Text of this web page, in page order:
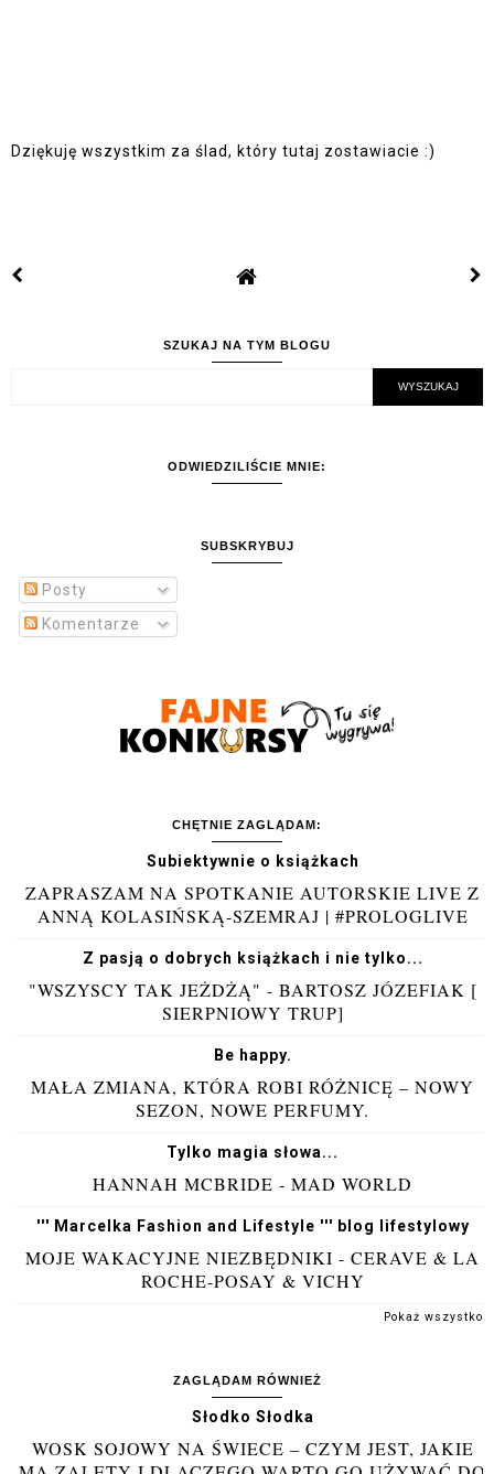
Dziękuję wszystkim za ślad, który tutaj zostawiacie :)
SZUKAJ NA TYM BLOGU
ODWIEDZILIŚCIE MNIE:
SUBSKRYBUJ
Posty
Komentarze
CHĘTNIE ZAGLĄDAM:
Subiektywnie o książkach
ZAPRASZAM NA SPOTKANIE AUTORSKIE LIVE Z
ANNĄ KOLASIŃSKĄ-SZEMRAJ | #PROLOGLIVE
Z pasją o dobrych książkach i nie tylko...
"WSZYSCY TAK JEŻDŻĄ" - BARTOSZ JÓZEFIAK [
SIERPNIOWY TRUP]
Be happy.
MAŁA ZMIANA, KTÓRA ROBI RÓŻNICĘ – NOWY
SEZON, NOWE PERFUMY.
Tylko magia słowa...
HANNAH MCBRIDE - MAD WORLD
''' Marcelka Fashion and Lifestyle ''' blog lifestylowy
MOJE WAKACYJNE NIEZBĘDNIKI - CERAVE & LA
ROCHE-POSAY & VICHY
Pokaż wszystko
ZAGLĄDAM RÓWNIEŻ
Słodko Słodka
WOSK SOJOWY NA ŚWIECE – CZYM JEST, JAKIE